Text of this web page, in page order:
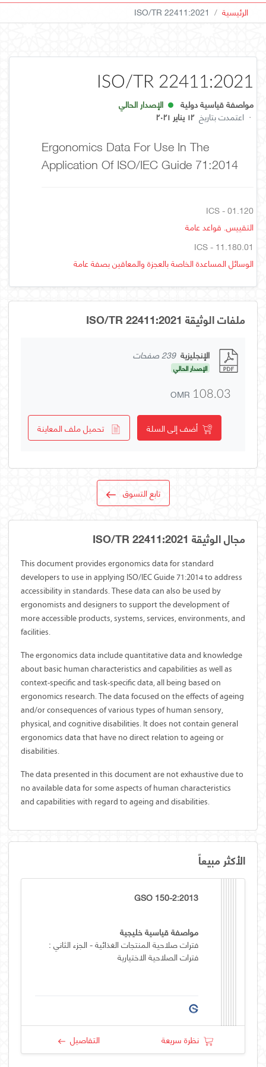
الرئيسية ISO/TR 22411:2021
ISO/TR 22411:2021
مواصفة قياسية دولية
الإصدار الحالي
· اعتمدت بتاريخ ١٢ يناير ٢٠٢١
Ergonomics Data For Use In The
Application Of ISO/IEC Guide 71:2014
ICS - 01.120
التقييس. قواعد عامة
ICS - 11.180.01
الوسائل المساعدة الخاصة بالعجزة والمعاقين بصفة عامة
ملفات الوثيقة ISO/TR 22411:2021
الإنجليزية 239 صفحات
الإصدار الحالي
OMR 108.03
أضف إلى السلة تحميل ملف المعاينة
تابع التسوق
مجال الوثيقة ISO/TR 22411:2021
This document provides ergonomics data for standard
developers to use in applying ISO/IEC Guide 71:2014 to address
accessibility in standards. These data can also be used by
ergonomists and designers to support the development of
more accessible products, systems, services, environments, and
facilities.
The ergonomics data include quantitative data and knowledge
about basic human characteristics and capabilities as well as
context-specific and task-specific data, all being based on
ergonomics research. The data focused on the effects of ageing
and/or consequences of various types of human sensory,
physical, and cognitive disabilities. It does not contain general
ergonomics data that have no direct relation to ageing or
disabilities.
The data presented in this document are not exhaustive due to
no available data for some aspects of human characteristics
and capabilities with regard to ageing and disabilities.
الأكثر مبيعاً
GSO 150-2:2013
مواصفة قياسية خليجية
فترات صلاحية المنتجات الغذائية - الجزء الثاني :
فترات الصلاحية الاختيارية
نظرة سريعة التفاصيل